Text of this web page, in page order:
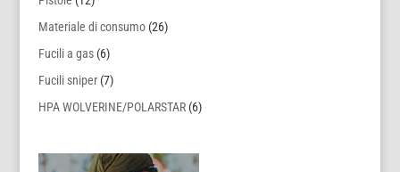
Materiale di consumo (26)
Fucili a gas (6)
Fucili sniper (7)
HPA WOLVERINE/POLARSTAR (6)